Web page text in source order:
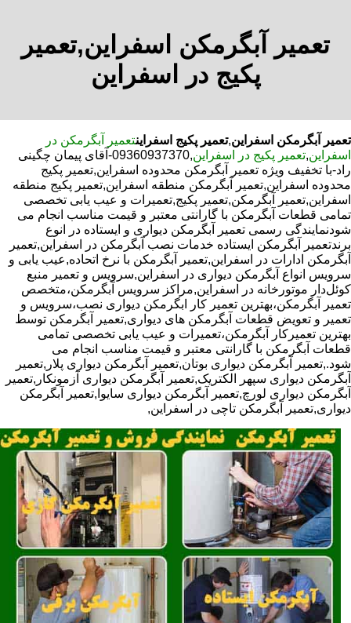
تعمیر آبگرمکن اسفراین,تعمیر
پکیج در اسفراین
تعمیر آبگرمکن اسفراین,تعمیر پکیج اسفراینتعمیر آبگرمکن در
اسفراین,تعمیر پکیج در اسفراین
,09360937370-آقای پیمان چگینی
راد-با تخفیف ویژه تعمیر آبگرمکن محدوده اسفراین,تعمیر پکیج
محدوده اسفراین,تعمیر آبگرمکن منطقه اسفراین,تعمیر پکیج منطقه
اسفراین,تعمیر آبگرمکن,تعمیر پکیج,تعمیرات و عیب یابی تخصصی
تمامی قطعات آبگرمکن با گارانتی معتبر و قیمت مناسب انجام می
شودنمایندگی رسمی تعمیر آبگرمکن دیواری و ایستاده در انوع
برندتعمیر آبگرمکن ایستاده خدمات نصب آبگرمکن در اسفراین,تعمیر
آبگرمکن ادارات در اسفراین,تعمیر آبگرمکن با نرخ اتحاده,عیب یابی و
سرویس انواع آبگرمکن دیواری در اسفراین,سرویس و تعمیر منبع
کوئل‌دار موتورخانه در اسفراین,مراکز سرویس آبگرمکن،متخصص
تعمیر آبگرمکن،بهترین تعمیر کار ابگرمکن دیواری نصب،سرویس و
تعمیر و تعویض قطعات آبگرمکن های دیواری,تعمیر آبگرمکن توسط
بهترین تعمیرکار آبگرمکن،تعمیرات و عیب یابی تخصصی تمامی
قطعات آبگرمکن با گارانتی معتبر و قیمت مناسب انجام می
شود.,تعمیر آبگرمکن دیواری بوتان,تعمیر آبگرمکن دیواری پلار,تعمیر
آبگرمکن دیواری سپهر الکتریک,تعمیر آبگرمکن دیواری آزمونکار,تعمیر
آبگرمکن دیواری لورچ,تعمیر آبگرمکن دیواری سایوا,تعمیر آبگرمکن
دیواری,تعمیر آبگرمکن تاچی در اسفراین,